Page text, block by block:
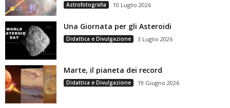
Astrofotografia 10 Luglio 2026
Una Giornata per gli Asteroidi
Didattica e Divulgazione 3 Luglio 2026
Marte, il pianeta dei record
Didattica e Divulgazione 19 Giugno 2026